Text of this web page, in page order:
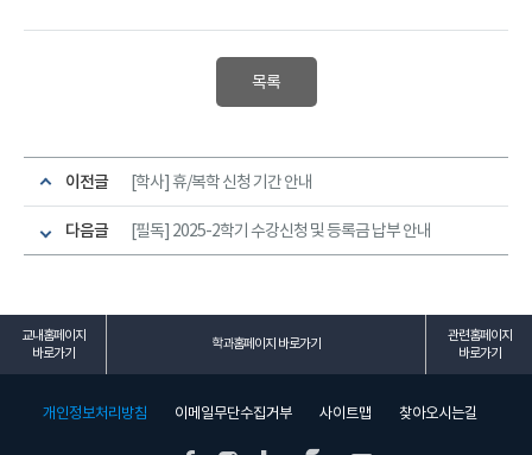
목록
이전글 [학사] 휴/복학 신청 기간 안내
다음글 [필독] 2025-2학기 수강신청 및 등록금 납부 안내
교내홈페이지
바로가기
학과홈페이지 바로가기
관련홈페이지
바로가기
개인정보처리방침 이메일무단수집거부 사이트맵 찾아오시는길